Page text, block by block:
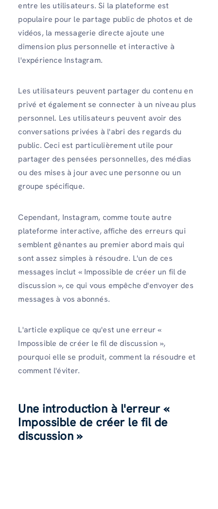
entre les utilisateurs. Si la plateforme est
populaire pour le partage public de photos et de
vidéos, la messagerie directe ajoute une
dimension plus personnelle et interactive à
l'expérience Instagram.
Les utilisateurs peuvent partager du contenu en
privé et également se connecter à un niveau plus
personnel. Les utilisateurs peuvent avoir des
conversations privées à l'abri des regards du
public. Ceci est particulièrement utile pour
partager des pensées personnelles, des médias
ou des mises à jour avec une personne ou un
groupe spécifique.
Cependant, Instagram, comme toute autre
plateforme interactive, affiche des erreurs qui
semblent gênantes au premier abord mais qui
sont assez simples à résoudre. L'un de ces
messages inclut « Impossible de créer un fil de
discussion », ce qui vous empêche d'envoyer des
messages à vos abonnés.
L'article explique ce qu'est une erreur «
Impossible de créer le fil de discussion »,
pourquoi elle se produit, comment la résoudre et
comment l'éviter.
Une introduction à l'erreur «
Impossible de créer le fil de
discussion »